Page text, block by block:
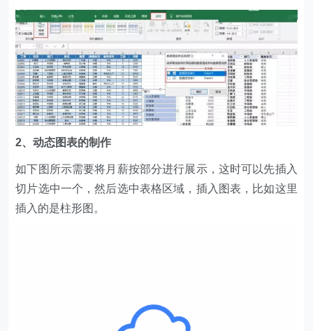
2、动态图表的制作
如下图所示需要将月薪按部分进行展示，这时可以先插入
切片选中一个，然后选中表格区域，插入图表，比如这里
插入的是柱形图。